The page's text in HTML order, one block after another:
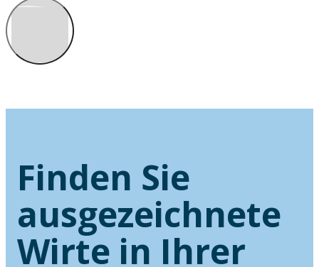
Finden Sie
ausgezeichnete
Wirte in Ihrer